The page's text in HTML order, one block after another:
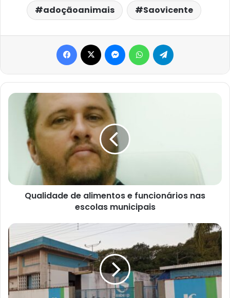
adoçãoanimais Saovicente
Facebook MessengerWhatsApp
Qualidade
alimentos
funcionários
escolas
municipais
Qualidade de alimentos e funcionários nas
escolas municipais
Agência
da
Sabesp
no
Poupatempo
Guarujá
mudará